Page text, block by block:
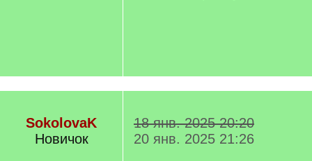
SokolovaK
Новичок
18 янв. 2025 20:20
20 янв. 2025 21:26